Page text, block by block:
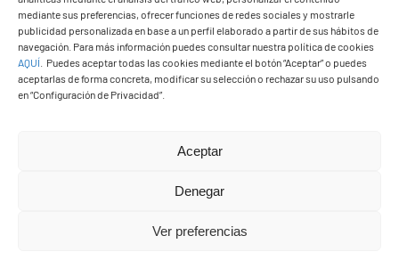
mediante sus preferencias, ofrecer funciones de redes sociales y mostrarle
publicidad personalizada en base a un perfil elaborado a partir de sus hábitos de
navegación. Para más información puedes consultar nuestra política de cookies
AQUÍ
Puedes aceptar todas las cookies mediante el botón “Aceptar” o puedes
aceptarlas de forma concreta, modificar su selección o rechazar su uso pulsando
en “Configuración de Privacidad”.
Aceptar
Denegar
Ver preferencias
Pza. de Los Remedios, 1
35570 – Yaiza
Tel:928 83 62 20
© Copyright2026 Ayuntamiento de Yaiza - Todos los